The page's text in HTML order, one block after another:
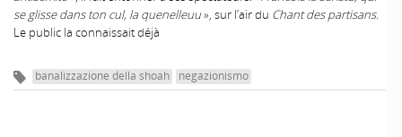
se glisse dans ton cul, la quenelleuu», sur l’air du Chant des partisans.
Le public la connaissait déjà
banalizzazione della shoah negazionismo